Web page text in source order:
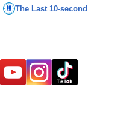
The Last 10-second